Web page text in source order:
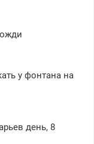
у фонтана на
день, 8